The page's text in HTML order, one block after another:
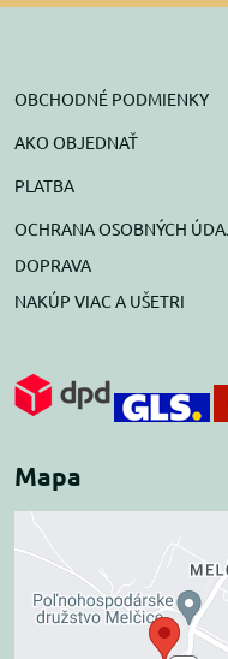
OBCHODNÉ PODMIENKY
AKO OBJEDNAŤ
PLATBA
OCHRANA OSOBNÝCH
DOPRAVA
NAKÚP VIAC A UŠETRI
Mapa
Externý
blokovaný
súkromia